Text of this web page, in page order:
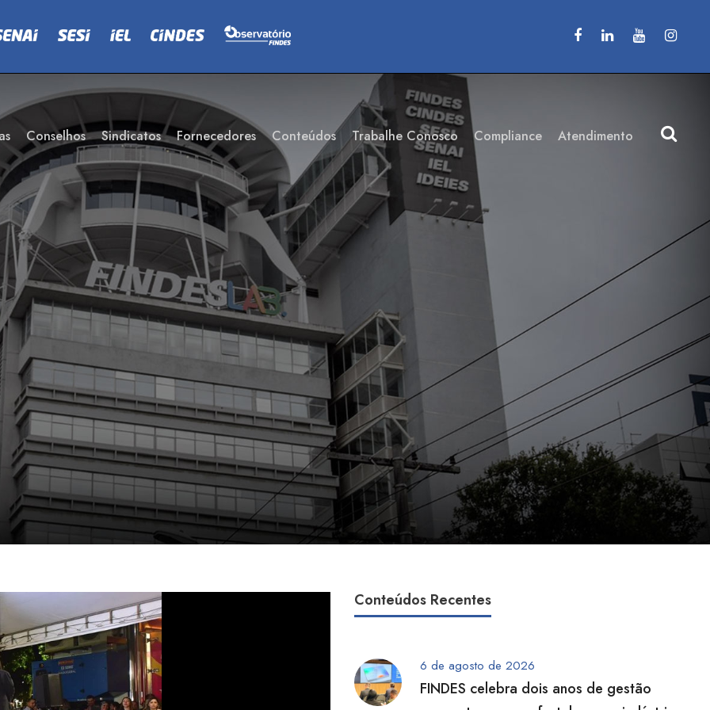
Conselhos Sindicatos Fornecedores Conteúdos Trabalhe Conosco Compliance Atendimento
Conteúdos Recentes
6 de agosto de 2026
FINDES celebra dois anos de gestão